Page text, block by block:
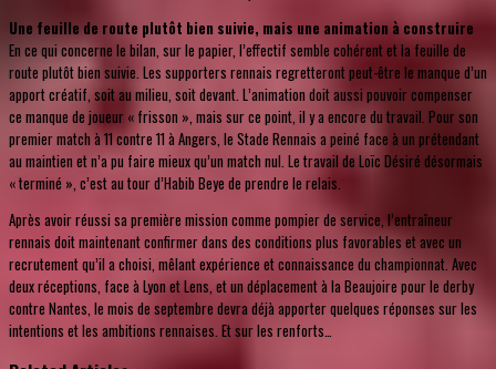
Une feuille de route plutôt bien suivie, mais une animation à construire
En ce qui concerne le bilan, sur le papier, l’effectif semble cohérent et la feuille de
route plutôt bien suivie. Les supporters rennais regretteront peut-être le manque d’un
apport créatif, soit au milieu, soit devant. L’animation doit aussi pouvoir compenser
ce manque de joueur « frisson », mais sur ce point, il y a encore du travail. Pour son
premier match à 11 contre 11 à Angers, le Stade Rennais a peiné face à un prétendant
au maintien et n’a pu faire mieux qu’un match nul. Le travail de Loïc Désiré désormais
« terminé », c’est au tour d’Habib Beye de prendre le relais.
Après avoir réussi sa première mission comme pompier de service, l’entraîneur
rennais doit maintenant confirmer dans des conditions plus favorables et avec un
recrutement qu’il a choisi, mêlant expérience et connaissance du championnat. Avec
deux réceptions, face à Lyon et Lens, et un déplacement à la Beaujoire pour le derby
contre Nantes, le mois de septembre devra déjà apporter quelques réponses sur les
intentions et les ambitions rennaises. Et sur les renforts…